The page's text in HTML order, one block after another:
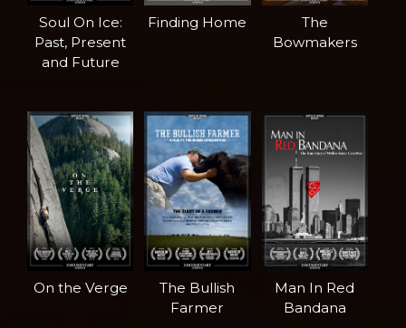
Soul On Ice:
Past, Present
and Future
Finding Home
The
Bowmakers
On the Verge
The Bullish
Farmer
Man In Red
Bandana